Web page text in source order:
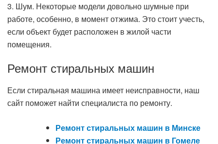
3. Шум. Некоторые модели довольно шумные при
работе, особенно, в момент отжима. Это стоит учесть,
если объект будет расположен в жилой части
помещения.
Ремонт стиральных машин
Если стиральная машина имеет неисправности, наш
сайт поможет найти специалиста по ремонту.
Ремонт стиральных машин в Минске
Ремонт стиральных машин в Гомеле